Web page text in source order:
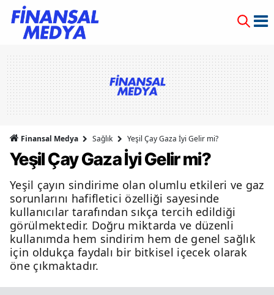
Finansal Medya Sağlık Yeşil Çay Gaza İyi Gelir mi?
Yeşil Çay Gaza İyi Gelir mi?
Yeşil çayın sindirime olan olumlu etkileri ve gaz
sorunlarını hafifletici özelliği sayesinde
kullanıcılar tarafından sıkça tercih edildiği
görülmektedir. Doğru miktarda ve düzenli
kullanımda hem sindirim hem de genel sağlık
için oldukça faydalı bir bitkisel içecek olarak
öne çıkmaktadır.